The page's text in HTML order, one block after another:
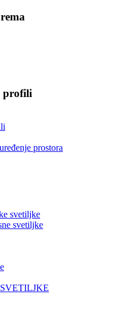
profili
prostora
svetiljke
svetiljke